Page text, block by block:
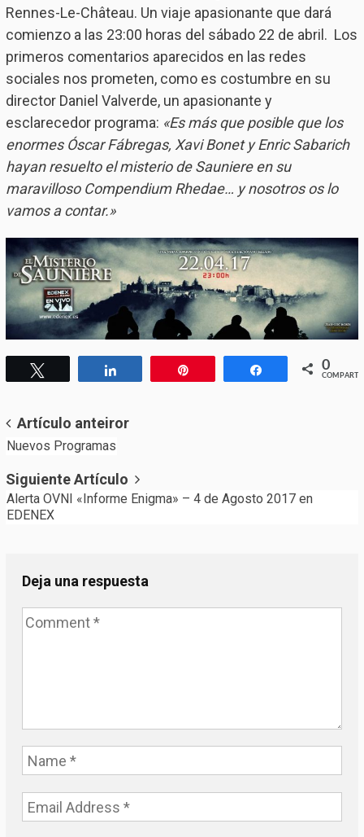
Rennes-Le-Château. Un viaje apasionante que dará
comienzo a las 23:00 horas del sábado 22 de abril. Los
primeros comentarios aparecidos en las redes
sociales nos prometen, como es costumbre en su
director Daniel Valverde, un apasionante y
esclarecedor programa: «Es más que posible que los
enormes Óscar Fábregas, Xavi Bonet y Enric Sabarich
hayan resuelto el misterio de Sauniere en su
maravilloso Compendium Rhedae… y nosotros os lo
vamos a contar.»
Compartir Compartir0
Post
navigation
Artículo anteiror
Nuevos Programas
Siguiente Artículo
Alerta OVNI «Informe Enigma» – 4 de Agosto 2017 en
EDENEX
Deja una respuesta